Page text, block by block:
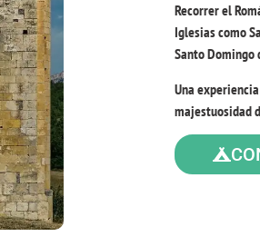
Recorrer el
Iglesias como
Santo Domingo
Una
majestuosidad